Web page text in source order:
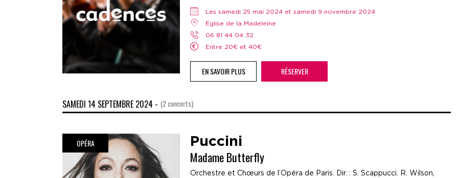
Les samedi 25 mai 2024 et samedi 9 novembre 2024
Église de la Madeleine
06 81 44 04 32
Entre 20€ et 40€
EN SAVOIR PLUS RÉSERVER
SAMEDI 14 SEPTEMBRE 2024 - (2 concerts)
OPÉRA Puccini
Madame Butterfly
Orchestre et Chœurs de l’Opéra de Paris. Dir. : S. Scappucci. R. Wilson,